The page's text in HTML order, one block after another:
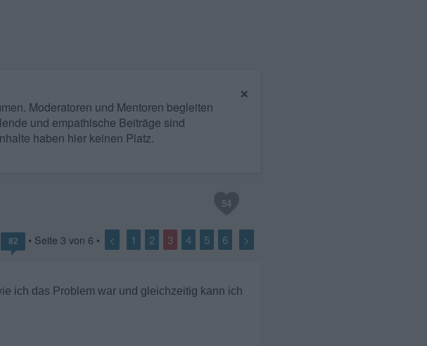
×
Moderatoren und Mentoren begleiten
und empathische Beiträge sind
haben hier keinen Platz.
54
82 • Seite 3 von 6 • < 1 2 3 4 5 6 >
ich das Problem war und gleichzeitig kann ich